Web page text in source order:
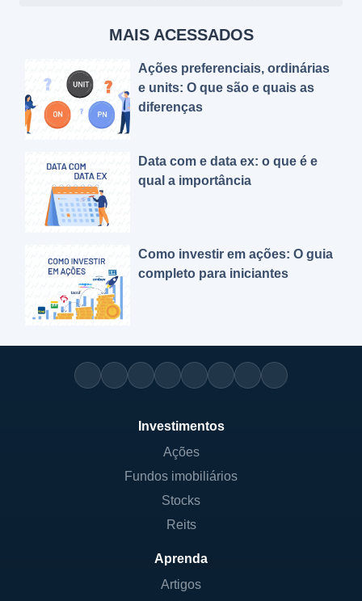
MAIS ACESSADOS
Ações preferenciais, ordinárias
e units: O que são e quais as
diferenças
Data com e data ex: o que é e
qual a importância
Como investir em ações: O guia
completo para iniciantes
Investimentos
Ações
Fundos imobiliários
Stocks
Reits
Aprenda
Artigos